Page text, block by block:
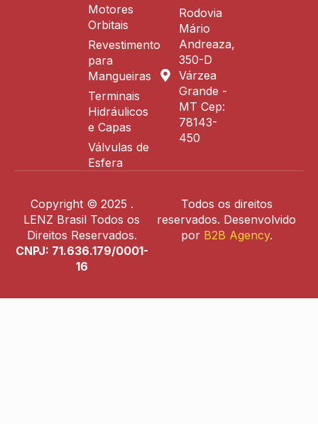
Motores
Orbitais
Revestimento
para
Mangueiras
Terminais
Hidráulicos
e Capas
Válvulas de
Esfera
Rodovia
Mário
Andreaza,
350-D
Várzea
Grande -
MT Cep:
78143-
450
Copyright © 2025 .
LENZ Brasil Todos os
Direitos Reservados.
CNPJ: 71.636.179/0001-
16
Todos os direitos
reservados. Desenvolvido
por B2B Agency.